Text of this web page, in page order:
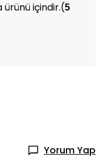
ürünü içindir.(5
Yorum Yap